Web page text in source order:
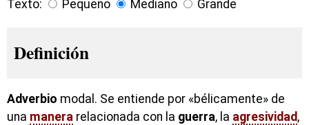
Texto: Pequeño Mediano Grande
Definición
Adverbio modal. Se entiende por «bélicamente» de
una manera relacionada con la guerra, la agresividad,